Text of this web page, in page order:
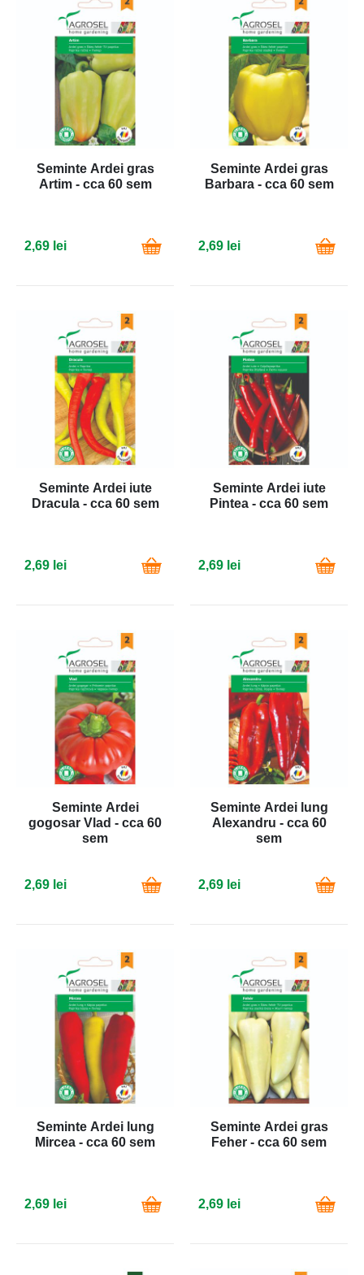
Seminte Ardei gras
Artim - cca 60 sem
2,69 lei
Seminte Ardei gras
Barbara - cca 60 sem
2,69 lei
Seminte Ardei iute
Dracula - cca 60 sem
2,69 lei
Seminte Ardei iute
Pintea - cca 60 sem
2,69 lei
Seminte Ardei
gogosar Vlad - cca 60
sem
2,69 lei
Seminte Ardei lung
Alexandru - cca 60
sem
2,69 lei
Seminte Ardei lung
Mircea - cca 60 sem
2,69 lei
Seminte Ardei gras
Feher - cca 60 sem
2,69 lei